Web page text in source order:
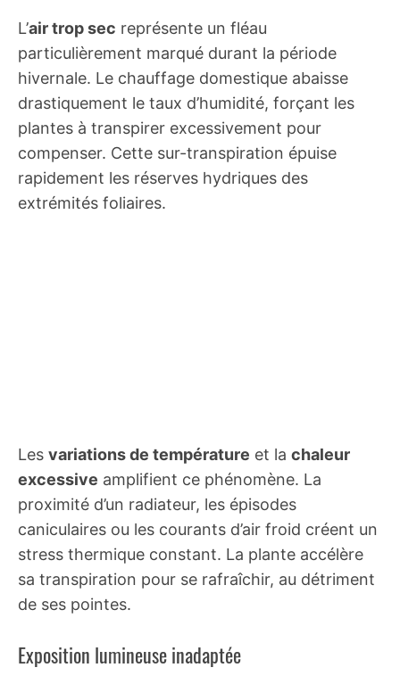
L’air trop sec représente un fléau
particulièrement marqué durant la période
hivernale. Le chauffage domestique abaisse
drastiquement le taux d’humidité, forçant les
plantes à transpirer excessivement pour
compenser. Cette sur-transpiration épuise
rapidement les réserves hydriques des
extrémités foliaires.
Les variations de température et la chaleur
excessive amplifient ce phénomène. La
proximité d’un radiateur, les épisodes
caniculaires ou les courants d’air froid créent un
stress thermique constant. La plante accélère
sa transpiration pour se rafraîchir, au détriment
de ses pointes.
Exposition lumineuse inadaptée